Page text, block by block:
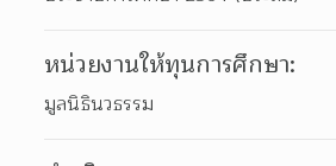
หน่วยงานให้ทุนการศึกษา:
มูลนิธินวธรรม